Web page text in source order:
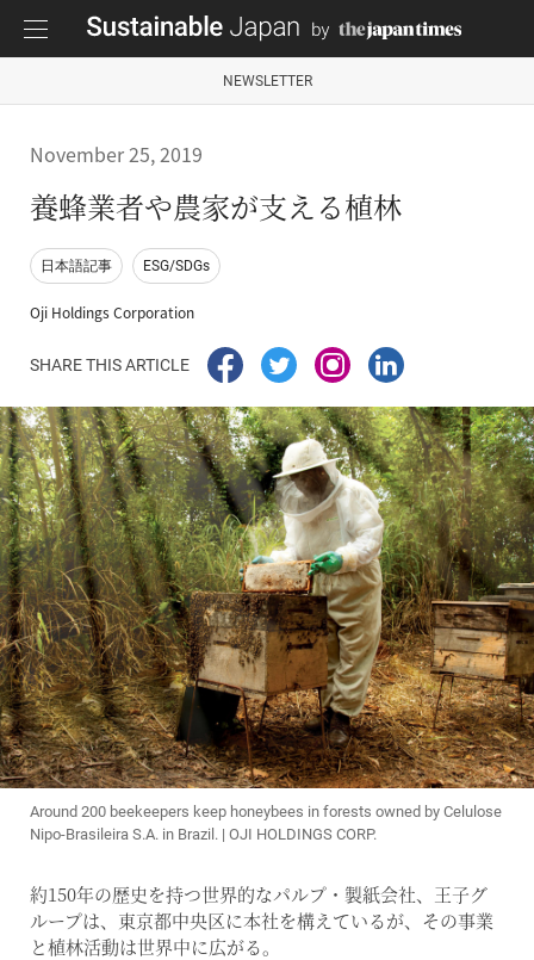
NEWSLETTER
November 25, 2019
養蜂業者や農家が支える植林
日本語記事 ESG/SDGs
Oji Holdings Corporation
SHARE THIS ARTICLE
Around 200 beekeepers keep honeybees in forests owned by Celulose
Nipo-Brasileira S.A. in Brazil. | OJI HOLDINGS CORP.
約150年の歴史を持つ世界的なパルプ・製紙会社、王子グ
ループは、東京都中央区に本社を構えているが、その事業
と植林活動は世界中に広がる。